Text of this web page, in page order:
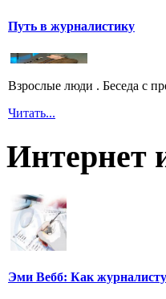
Путь в журналистику
Взрослые люди . Беседа с
Читать...
Интернет
Эми Вебб: Как